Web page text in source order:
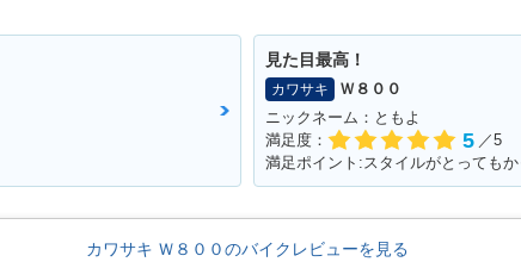
見た目最高！
カワサキ
Ｗ８００
ニックネーム：ともよ
満足度：
5 ／5
満足ポイント:スタイルがとっても
カワサキ Ｗ８００のバイクレビューを見る